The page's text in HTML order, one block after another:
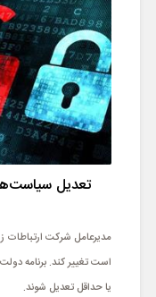
تعدیل
مدیرعامل شرکت
است تغییر کند. برنامه
یا حداقل تعدیل شوند.